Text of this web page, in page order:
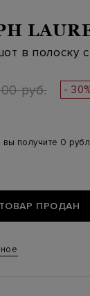
в полоску
руб. -
вы получите 0
ТОВАР ПРОДАН